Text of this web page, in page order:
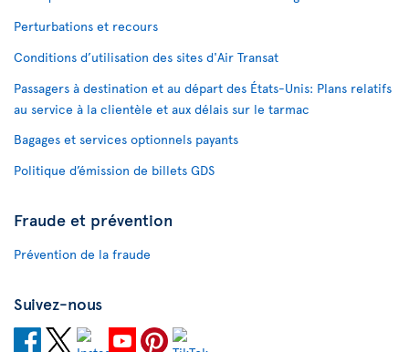
Perturbations et recours
Conditions d’utilisation des sites d'Air Transat
Passagers à destination et au départ des États-Unis: Plans relatifs
au service à la clientèle et aux délais sur le tarmac
Bagages et services optionnels payants
Politique d’émission de billets GDS
Fraude et prévention
Prévention de la fraude
Suivez-nous